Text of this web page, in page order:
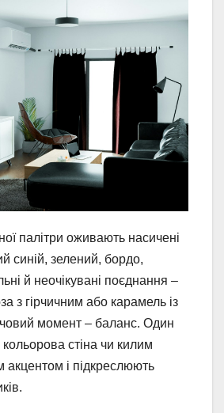
палітри оживають насичені
синій, зелений, бордо,
й неочікувані поєднання –
з гірчичним або карамель із
момент – баланс. Один
стіна чи килим
акцентом і підкреслюють